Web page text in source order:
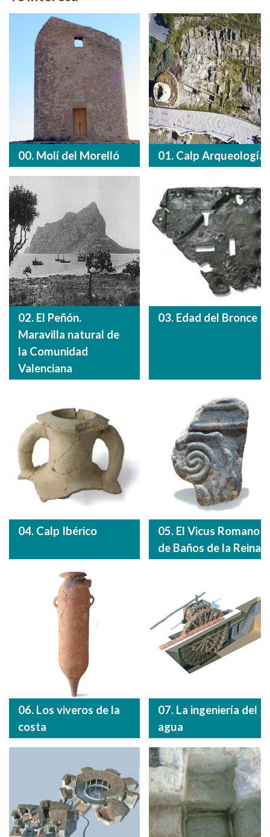
00. Molí del Morelló 01. Calp Arqueología
02. El Peñón.
Maravilla natural de
la Comunidad
Valenciana
03. Edad del Bronce
04. Calp Ibérico
05. El Vicus Romano
de Baños de la Reina
06. Los viveros de la
costa
07. La ingeniería del
agua